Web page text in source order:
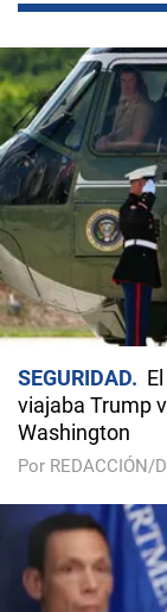
SEGURIDAD
viajaba Trump
Washington
Por REDACCIÓN/